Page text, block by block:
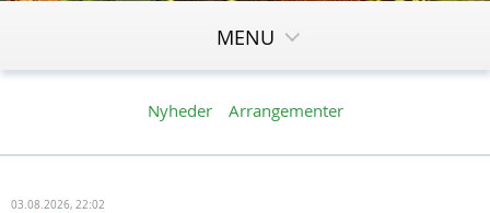
MENU
Nyheder Arrangementer
03.08.2026, 22:02